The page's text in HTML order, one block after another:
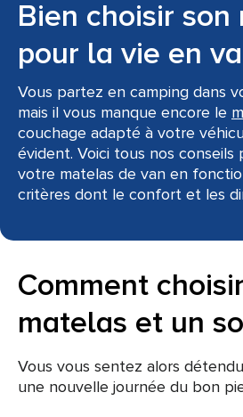
Bien choisir son
pour la vie en
Vous partez en camping dans
mais il vous manque encore le
couchage adapté à votre
évident. Voici tous nos conseils
votre matelas de van en
critères dont le confort et les
Comment
matelas et un
Vous vous sentez alors
une nouvelle journée du bon